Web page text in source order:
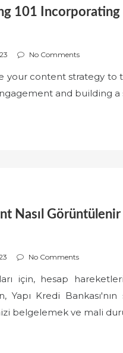
101
No Comments
your content strategy to
and building
Nasıl
No Comments
için, hesap
Yapı Kredi
belgelemek ve mali